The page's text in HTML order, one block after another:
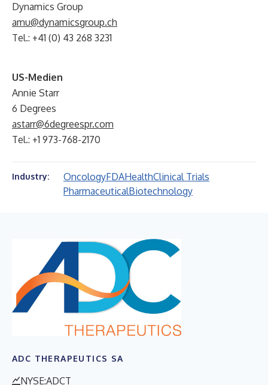
Dynamics Group
amu@dynamicsgroup.ch
Tel.: +41 (0) 43 268 3231
US-Medien
Annie Starr
6 Degrees
astarr@6degreespr.com
Tel.: +1 973-768-2170
Industry: OncologyFDAHealthClinical Trials
PharmaceuticalBiotechnology
ADC THERAPEUTICS SA
NYSE:ADCT